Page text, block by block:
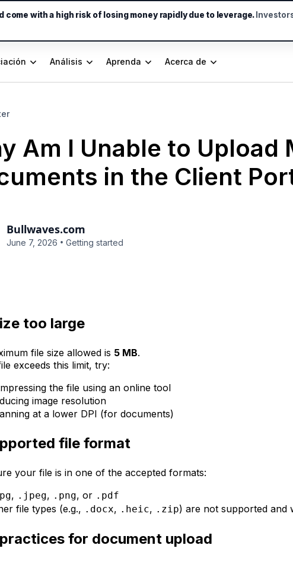
Análisis Aprenda Acerca de
Am I Unable to Upload
in the Client
Bullwaves.com
June 7, 2026 • Getting started
too large
file size allowed is 5 MB.
exceeds this limit, try:
the file using an online tool
image resolution
at a lower DPI (for documents)
file format
your file is in one of the accepted formats:
, .jpeg, .png, or .pdf
file types (e.g., .docx, .heic, .zip) are not supported and
for document upload
come with a high risk of losing money rapidly due to leverage.